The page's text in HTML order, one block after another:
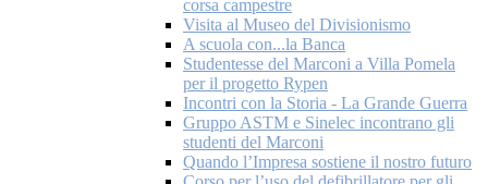
corsa campestre
Visita al Museo del Divisionismo
A scuola con...la Banca
Studentesse del Marconi a Villa Pomela
per il progetto Rypen
Incontri con la Storia - La Grande Guerra
Gruppo ASTM e Sinelec incontrano gli
studenti del Marconi
Quando l’Impresa sostiene il nostro futuro